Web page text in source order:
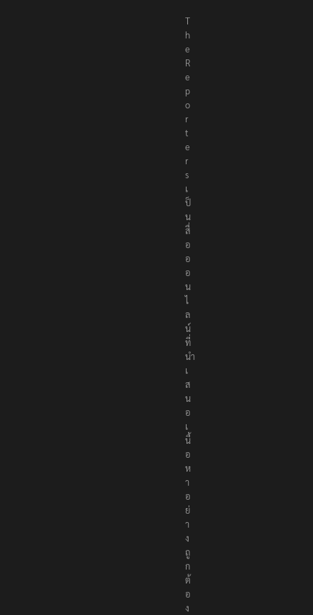
T
h
e
R
e
p
o
r
t
e
r
s
เ
ป็
น
สื่
อ
อ
อ
น
ไ
ล
น์
ที่
นำ
เ
ส
น
อ
เ
นื้
อ
ห
า
อ
ย่
า
ง
ถู
ก
ต้
อ
ง